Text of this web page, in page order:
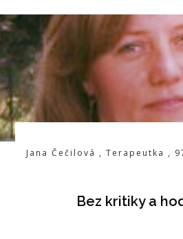
Jana Čečilová ,Terapeutka ,
Bez kritiky a